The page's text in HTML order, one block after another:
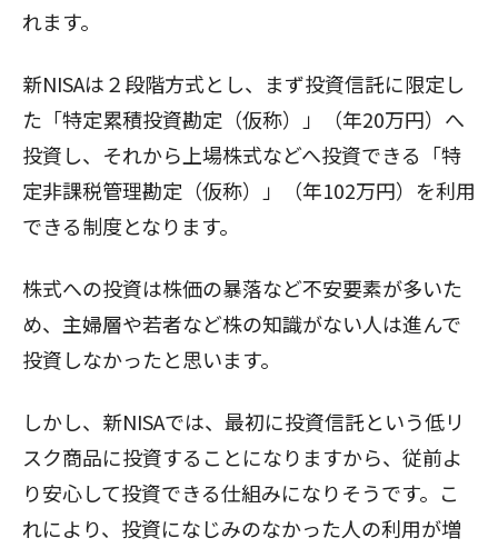
れます。
新NISAは２段階方式とし、まず投資信託に限定し
た「特定累積投資勘定（仮称）」（年20万円）へ
投資し、それから上場株式などへ投資できる「特
定非課税管理勘定（仮称）」（年102万円）を利用
できる制度となります。
株式への投資は株価の暴落など不安要素が多いた
め、主婦層や若者など株の知識がない人は進んで
投資しなかったと思います。
しかし、新NISAでは、最初に投資信託という低リ
スク商品に投資することになりますから、従前よ
り安心して投資できる仕組みになりそうです。こ
れにより、投資になじみのなかった人の利用が増